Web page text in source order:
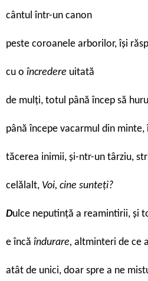
cântul într-un canon
peste coroanele arborilor, își
cu o încredere uitată
de mulți, totul până încep să
până începe vacarmul din minte,
tăcerea inimii, și-ntr-un târziu,
celălalt, Voi, cine sunteți?
Dulce neputință a reamintirii, și
e încă îndurare, altminteri de ce
atât de unici, doar spre a ne